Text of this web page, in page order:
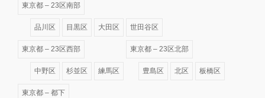
東京都 – 23区南部
品川区 目黒区 大田区 世田谷区
東京都 – 23区西部
中野区 杉並区 練馬区
東京都 – 23区北部
豊島区 北区 板橋区
東京都 – 都下